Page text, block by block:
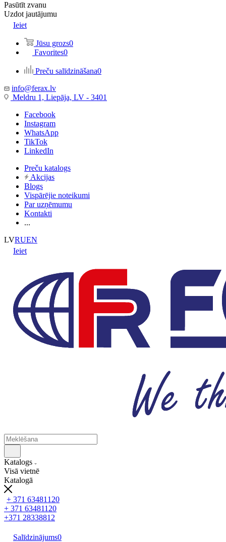
Pasūtīt zvanu
Uzdot jautājumu
Ieiet
Jūsu grozs0
Favorites0
Preču salīdzināšana0
info@ferax.lv
Meldru 1, Liepāja, LV - 3401
Facebook
Instagram
WhatsApp
TikTok
LinkedIn
Preču katalogs
Akcijas
Blogs
Vispārējie noteikumi
Par uzņēmumu
Kontakti
...
LVRUEN
Ieiet
Katalogs
Visā vietnē
Katalogā
+ 371 63481120
+ 371 63481120
+371 28338812
Salīdzinājums0